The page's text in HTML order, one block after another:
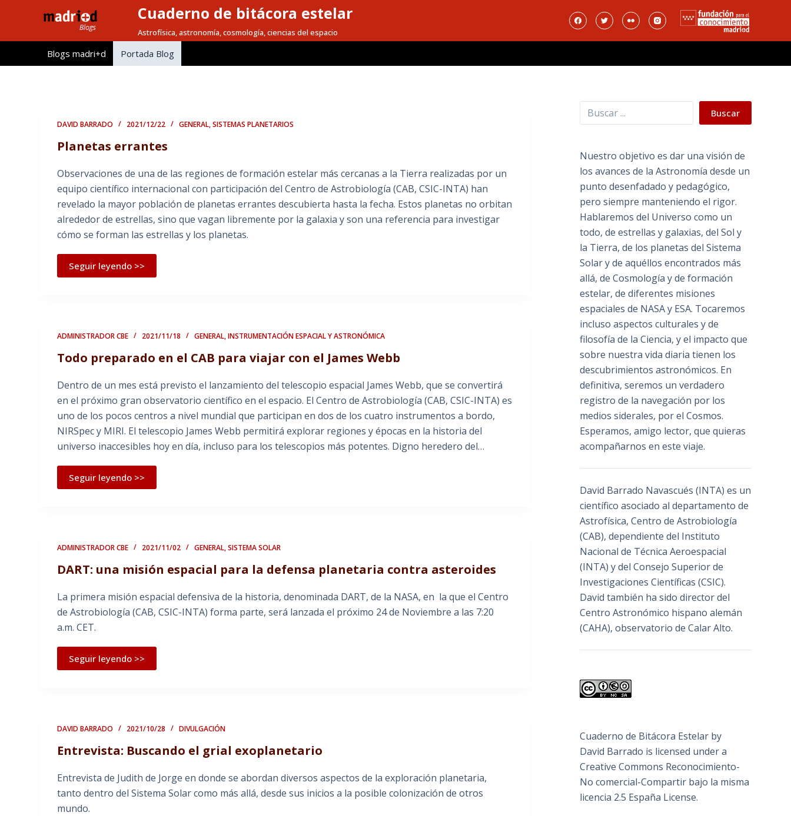
l
Cuaderno de bitácora estelar
Astrofísica, astronomía, cosmología, ciencias del espacio
Blogs madri+d Portada Blog
DAVID BARRADO 2021/12/22 GENERAL,SISTEMAS PLANETARIOS
Planetas errantes
Observaciones de una de las regiones de formación estelar más cercanas a la Tierra realizadas por un
equipo científico internacional con participación del Centro de Astrobiología (CAB, CSIC-INTA) han
revelado la mayor población de planetas errantes descubierta hasta la fecha. Estos planetas no orbitan
alrededor de estrellas, sino que vagan libremente por la galaxia y son una referencia para investigar
cómo se forman las estrellas y los planetas.
Seguir leyendo >>
ADMINISTRADOR CBE 2021/11/18 GENERAL,INSTRUMENTACIÓN ESPACIAL Y ASTRONÓMICA
Todo preparado en el CAB para viajar con el James Webb
Dentro de un mes está previsto el lanzamiento del telescopio espacial James Webb, que se convertirá
en el próximo gran observatorio científico en el espacio. El Centro de Astrobiología (CAB, CSIC-INTA) es
uno de los pocos centros a nivel mundial que participan en dos de los cuatro instrumentos a bordo,
NIRSpec y MIRI. El telescopio James Webb permitirá explorar regiones y épocas en la historia del
universo inaccesibles hoy en día, incluso para los telescopios más potentes. Digno heredero del…
Seguir leyendo >>
ADMINISTRADOR CBE 2021/11/02 GENERAL,SISTEMA SOLAR
DART: una misión espacial para la defensa planetaria contra asteroides
La primera misión espacial defensiva de la historia, denominada DART, de la NASA, en la que el Centro
de Astrobiología (CAB, CSIC-INTA) forma parte, será lanzada el próximo 24 de Noviembre a las 7:20
a.m. CET.
Seguir leyendo >>
DAVID BARRADO 2021/10/28 DIVULGACIÓN
Entrevista: Buscando el grial exoplanetario
Entrevista de Judith de Jorge en donde se abordan diversos aspectos de la exploración planetaria,
tanto dentro del Sistema Solar como más allá, desde sus inicios a la posible colonización de otros
mundo.
Buscar Buscar
Nuestro objetivo es dar una visión de
los avances de la Astronomía desde un
punto desenfadado y pedagógico,
pero siempre manteniendo el rigor.
Hablaremos del Universo como un
todo, de estrellas y galaxias, del Sol y
la Tierra, de los planetas del Sistema
Solar y de aquéllos encontrados más
allá, de Cosmología y de formación
estelar, de diferentes misiones
espaciales de NASA y ESA. Tocaremos
incluso aspectos culturales y de
filosofía de la Ciencia, y el impacto que
sobre nuestra vida diaria tienen los
descubrimientos astronómicos. En
definitiva, seremos un verdadero
registro de la navegación por los
medios siderales, por el Cosmos.
Esperamos, amigo lector, que quieras
acompañarnos en este viaje.
David Barrado Navascués (INTA) es un
científico asociado al departamento de
Astrofísica, Centro de Astrobiología
(CAB), dependiente del Instituto
Nacional de Técnica Aeroespacial
(INTA) y del Consejo Superior de
Investigaciones Científicas (CSIC).
David también ha sido director del
Centro Astronómico hispano alemán
(CAHA), observatorio de Calar Alto.
Cuaderno de Bitácora Estelar by
David Barrado is licensed under a
Creative Commons Reconocimiento-
No comercial-Compartir bajo la misma
licencia 2.5 España License.